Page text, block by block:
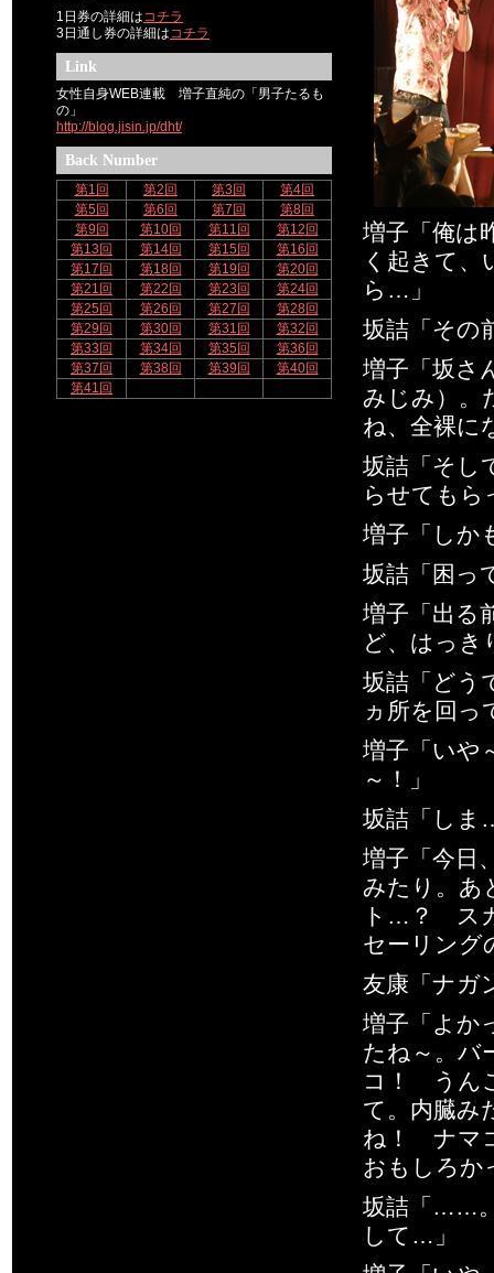
1日券の詳細はコチラ
3日通し券の詳細はコチラ
Link
女性自身WEB連載 増子直純の「男子たるも
の」
http://blog.jisin.jp/dht/
Back Number
第1回 第2回 第3回
第4回
第5回
第6回 第7回
第8回
第9回
第10回 第11回
第12回
第13回
第14回 第15回
第16回
第17回
第18回 第19回
第20回
第21回
第22回 第23回
第24回
第25回
第26回 第27回
第28回
第29回
第30回 第31回
第32回
第33回
第34回 第35回
第36回
第37回
第38回 第39回
第40回
第41回
増子「俺は
く起きて、
ら…」
坂詰「その
増子「坂さ
みじみ）。
ね、全裸に
坂詰「そし
らせてもら
増子「しか
坂詰「困っ
増子「出る
ど、はっき
坂詰「ど
ヵ所を回
増子「いや
～！」
坂詰「し
増子「今日
みたり。あ
ト…？ ス
セーリング
友康「ナガ
増子「よか
たね～。バ
コ！ うん
て。内臓み
ね！ ナマ
おもしろか
坂詰「……
して…」